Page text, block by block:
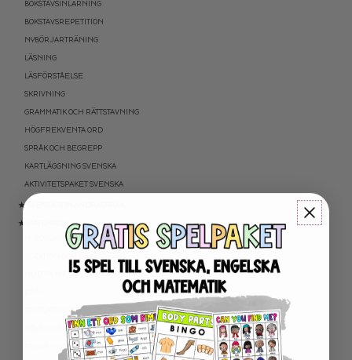
BOKSTAVSINLÄRNING
BOKSTAVSREPETITION
NYBÖRJARTRÄNING
LÄSNING
LÄSFÖRSTÅELSE
SKRIVNING
GRAMMATIK OCH RÄTTSTAVNING
HÖGFREKVENTA ORD
SPRÅK OCH BEGREPP
KARTLÄGGNING SVENSKA
AKTIVITETSPAKET SVENSKA
★ SVENSK SOM ANDRASPRÅK
★ MATEMATIK
NYBÖRJARTRÄNING
MULTIPLIKATION OCH DIVISION
TEXTUPPGIFTER
TID: KLOCKAN OCH KALENDER
PROGRAMMERING